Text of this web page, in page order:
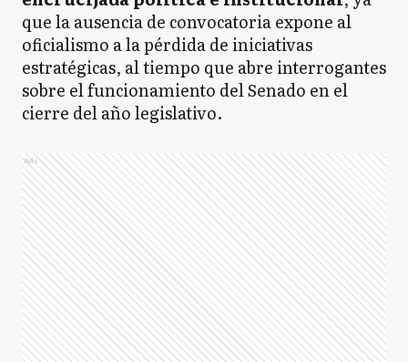
que la ausencia de convocatoria expone al
oficialismo a la pérdida de iniciativas
estratégicas, al tiempo que abre interrogantes
sobre el funcionamiento del Senado en el
cierre del año legislativo.
Ads